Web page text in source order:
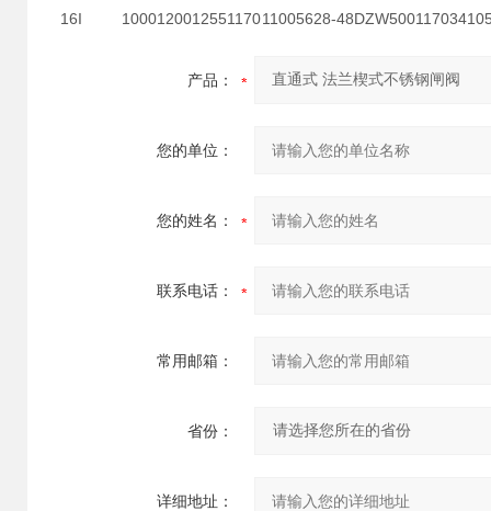
16I 100012001255117011005628-48DZW50011703410
产品：
您的单位：
您的姓名：
联系电话：
常用邮箱：
省份：
详细地址：